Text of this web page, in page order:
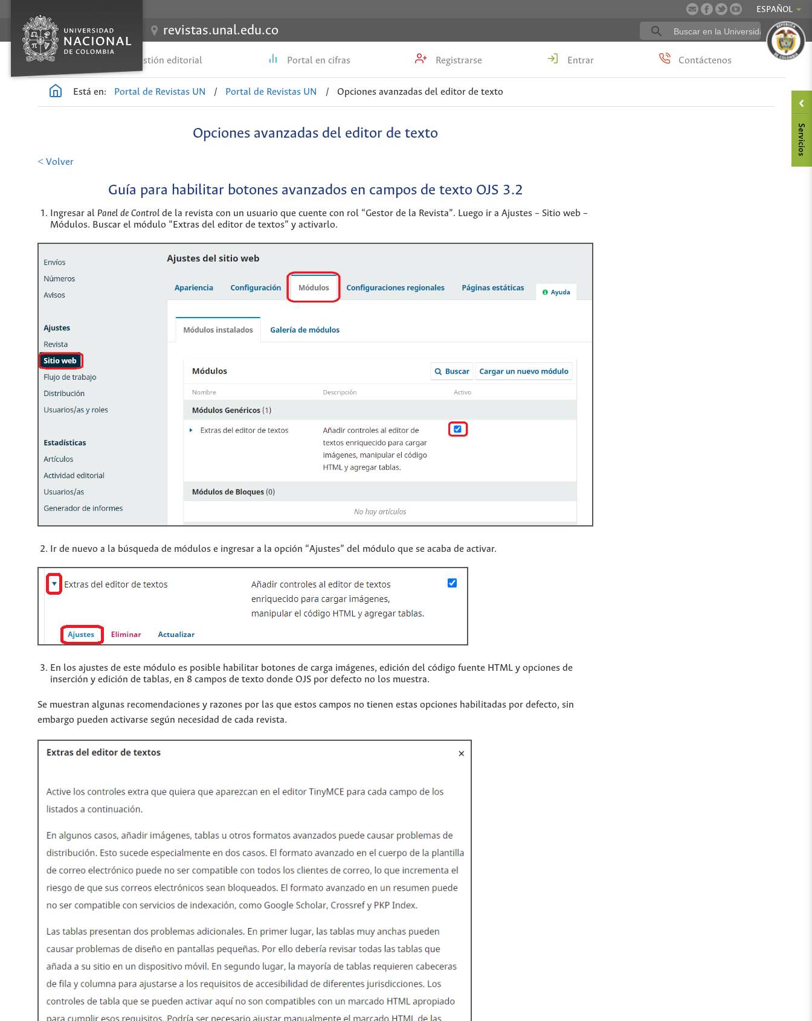
ESPAÑOL
revistas.unal.edu.co
Guías de gestión editorial Portal en cifras Registrarse Entrar Contáctenos
Está en: Portal de Revistas UN / Portal de Revistas UN / Opciones avanzadas del editor de texto
Opciones avanzadas del editor de texto
< Volver
Guía para habilitar botones avanzados en campos de texto OJS 3.2
Ingresar al Panel de Control de la revista con un usuario que cuente con rol “Gestor de la Revista”. Luego ir a Ajustes – Sitio web –
Módulos. Buscar el módulo “Extras del editor de textos” y activarlo.
Ir de nuevo a la búsqueda de módulos e ingresar a la opción “Ajustes” del módulo que se acaba de activar.
En los ajustes de este módulo es posible habilitar botones de carga imágenes, edición del código fuente HTML y opciones de
inserción y edición de tablas, en 8 campos de texto donde OJS por defecto no los muestra.
Se muestran algunas recomendaciones y razones por las que estos campos no tienen estas opciones habilitadas por defecto, sin
embargo pueden activarse según necesidad de cada revista.